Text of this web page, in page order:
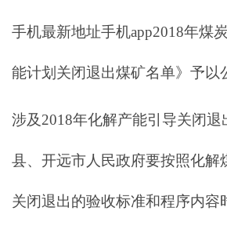
手机最新地址手机app2018年煤
能计划关闭退出煤矿名单》予以
涉及2018年化解产能引导关闭退
县、开远市人民政府要按照化解
关闭退出的验收标准和程序内容